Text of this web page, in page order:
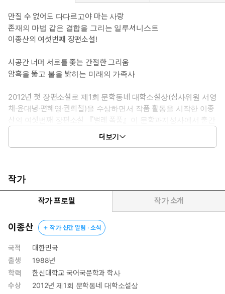
만질 수 없어도 다다르고야 마는 사랑
존재의 마법 같은 결합을 그리는 일루셔니스트
이종산의 여섯번째 장편소설!
시공간 너머 서로를 좇는 간절한 그리움
암흑을 뚫고 불을 밝히는 미래의 가족사
2012년 첫 장편소설로 제1회 문학동네 대학소설상(심사위원 서영
채·윤대녕·편혜영·권희철)을 수상하면서 작품 활동을 시작한 이종
산의 여섯번째 장편소설 『벌레 폭풍』이 문학과지성사에서 출간
되었다. 수상 당시 “전혀 새로운 감각, 무심하지만 섬세하게 다듬
어진 감성, 독특한 발성이 돋보”인다는 평을 받았던 작가는 데뷔
풍』은 2020년 문학과지성사에서 출간된 SF 단편 앤솔러지 『팬
데믹: 여섯 개의 세계』의 수록작 「벌레 폭풍」을 장편으로 개작
한 것이다. 전 세계인의 전방위적인 일상에 변화를 불러왔던 코로
나 바이러스의 유행과 그로 인한 개인의 물리적이고 정서적인 고
립의 문제에서 착안해 놀라운 상상력을 펼쳐 보였던 작가의 소설
은, 장편으로 다듬어지면서 여러 에피소드와 등장인물 각각에 대
한 밀도 있는 서술이 더해져 진한 감동을 불러일으킨다. 벌레 떼로
인해 바깥세상과 차단된 채, 실내 생활을 이어가야 하는 사람들 그
리고 시공간 너머 그리운 존재를 좇아 기어코 모험을 강행하는 이
들의 용기는 우리 삶에서의 변치 않는 가치를 일깨워준다. 작가는
더보기
작가
작가 프로필 작가 소개
이종산 작가 신간 알림 · 소식
국적
대한민국
출생
1988년
학력
한신대학교 국어국문학과 학사
수상
2012년 제1회 문학동네 대학소설상